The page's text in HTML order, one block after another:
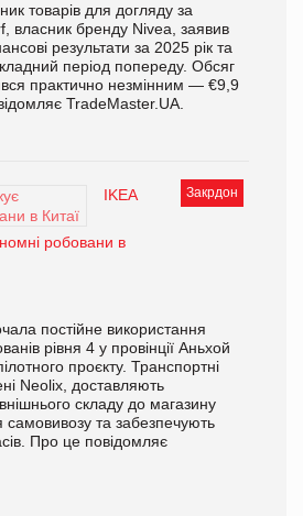
товарів для догляду за
власник бренду Nivea, заявив
результати за 2025 рік та
період попереду. Обсяг
практично незмінним — €9,9
TradeMaster.UA.
Закрдон
IKEA
робовани в
постійне використання
рівня 4 у провінції Аньхой
проєкту. Транспортні
Neolix, доставляють
складу до магазину
та забезпечують
Про це повідомляє